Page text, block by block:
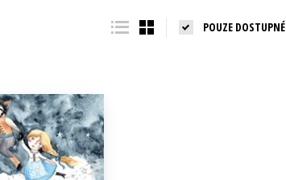
- naučné pro děti
a zahrada
Young adult (SK)
POUZE DOSTUPNÉ